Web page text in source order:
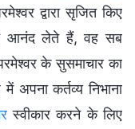
द्वारा सृजित किए
आनंद लेते हैं, वह सब
के सुसमाचार का
कर्तव्य निभाना
स्वीकार करने के लिए